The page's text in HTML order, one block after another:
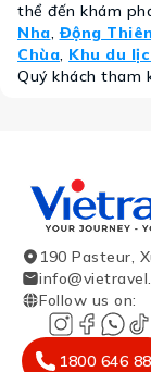
thể đến khám
Nha,Động
Chùa, Khu du
Quý khách tham
190 Pasteur,
Follow us on:
1800 646